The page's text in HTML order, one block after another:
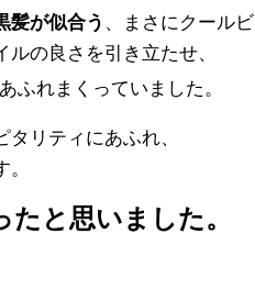
髪が似合う 、まさにクールビ
ルの良さを引き立たせ、
ふれまくっていました。
リティにあふれ、
たと思いました。